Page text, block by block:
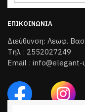
ΕΠΙΚΟΙΝΩΝΊΑ
Διεύθυνση: Λεωφ.
Τηλ : 2552027249
Email : info@elegant-